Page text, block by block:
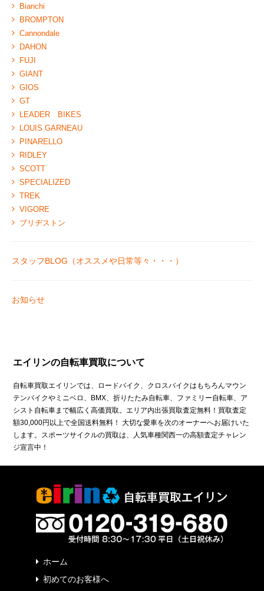
Bianchi
BROMPTON
Cannondale
DAHON
FUJI
GIANT
GIOS
GT
LEADER BIKES
LOUIS GARNEAU
PINARELLO
RIDLEY
SCOTT
SPECIALIZED
TREK
VIGORE
ブリヂストン
スタッフBLOG（オススメや日常等々・・・）
お知らせ
エイリンの自転車買取について
自転車買取エイリンでは、ロードバイク、クロスバイクはもちろんマウン
テンバイクやミニベロ、BMX、折りたたみ自転車、ファミリー自転車、ア
シスト自転車まで幅広く高価買取。エリア内出張買取査定無料！買取査定
額30,000円以上で全国送料無料！ 大切な愛車を次のオーナーへお届けいた
します。スポーツサイクルの買取は、人気車種関西一の高額査定チャレン
ジ宣言中！
ホーム
初めてのお客様へ